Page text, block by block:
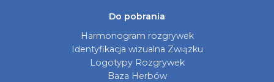
Do pobrania
Harmonogram rozgrywek
Identyfikacja wizualna Związku
Logotypy Rozgrywek
Baza Herbów